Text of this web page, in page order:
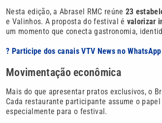
Nesta edição, a Abrasel RMC reúne 23
e Valinhos. A proposta do festival é valorizar
um momento que conecta gastronomia,
? Participe dos canais VTV News no WhatsApp
Movimentação econômica
Mais do que apresentar pratos exclusivos, o
Cada restaurante participante assume o
especialmente para o festival.